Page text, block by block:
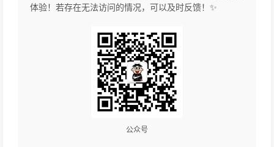
体验！若存在无法访问的情况，可以及时反馈！✨
公众号